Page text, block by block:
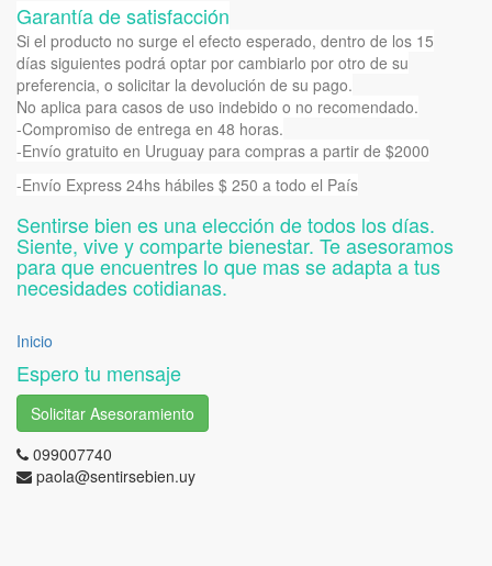
Garantía de satisfacción
Si el producto no surge el efecto esperado, dentro de los 15
días siguientes podrá optar por cambiarlo por otro de su
preferencia, o solicitar la devolución de su pago.
No aplica para casos de uso indebido o no recomendado.
-Compromiso de entrega en 48 horas.
-Envío gratuito en Uruguay para compras a partir de $2000
-Envío Express 24hs hábiles $ 250 a todo el País
Sentirse bien es una elección de todos los días.
Siente, vive y comparte bienestar. Te asesoramos
para que encuentres lo que mas se adapta a tus
necesidades cotidianas.
Inicio
Espero tu mensaje
Solicitar Asesoramiento
099007740
paola@sentirsebien.uy